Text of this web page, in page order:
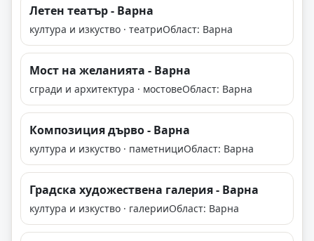
Летен театър - Варна
култура и изкуство · театриОбласт: Варна
Мост на желанията - Варна
сгради и архитектура · мостовеОбласт: Варна
Композиция дърво - Варна
култура и изкуство · паметнициОбласт: Варна
Градска художествена галерия - Варна
култура и изкуство · галерииОбласт: Варна